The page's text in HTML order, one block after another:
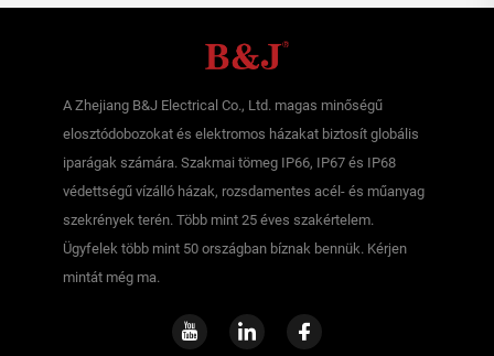
A Zhejiang B&J Electrical Co., Ltd. magas minőségű
elosztódobozokat és elektromos házakat biztosít globális
iparágak számára. Szakmai tömeg IP66, IP67 és IP68
védettségű vízálló házak, rozsdamentes acél- és műanyag
szekrények terén. Több mint 25 éves szakértelem.
Ügyfelek több mint 50 országban bíznak bennük. Kérjen
mintát még ma.